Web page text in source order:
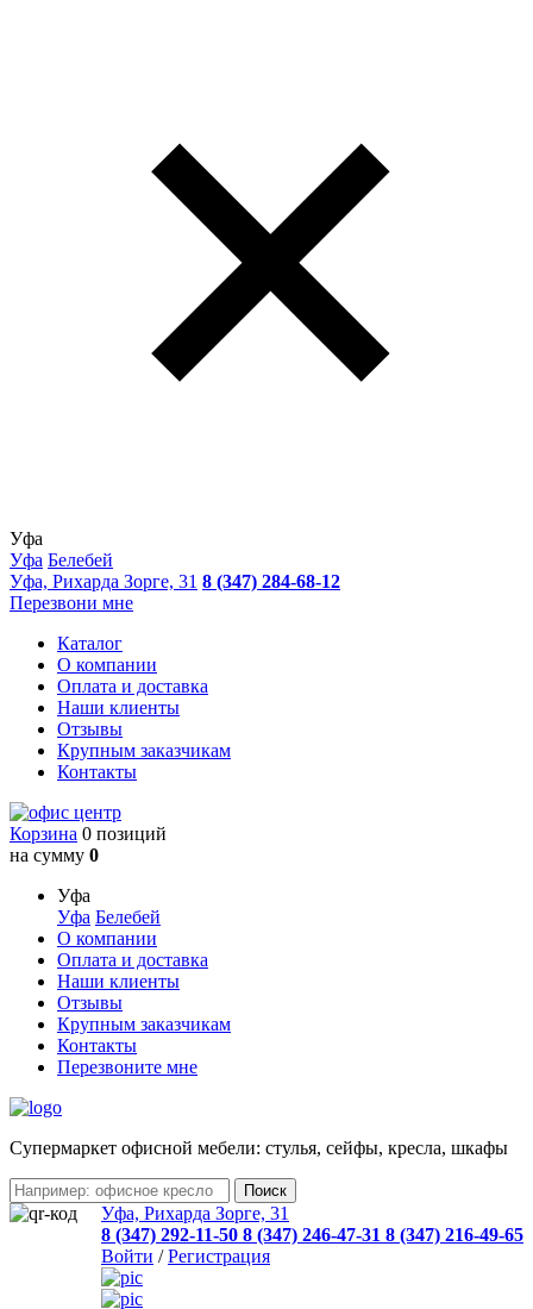
Уфа
Уфа Белебей
Уфа, Рихарда Зорге, 31 8 (347) 284-68-12
Перезвони мне
Каталог
О компании
Оплата и доставка
Наши клиенты
Отзывы
Крупным заказчикам
Контакты
Корзина 0 позиций
на сумму 0
Уфа
Уфа Белебей
О компании
Оплата и доставка
Наши клиенты
Отзывы
Крупным заказчикам
Контакты
Перезвоните мне
Cупермаркет офисной мебели: стулья, сейфы, кресла, шкафы
Уфа, Рихарда Зорге, 31
8 (347) 292-11-50 8 (347) 246-47-31 8 (347) 216-49-65
Войти /Регистрация